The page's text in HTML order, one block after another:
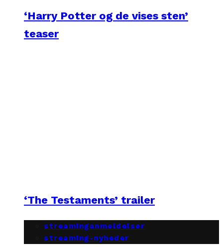
‘Harry Potter og de vises sten’
teaser
‘The Testaments’ trailer
streaminganmeldelser
streaming-nyheder